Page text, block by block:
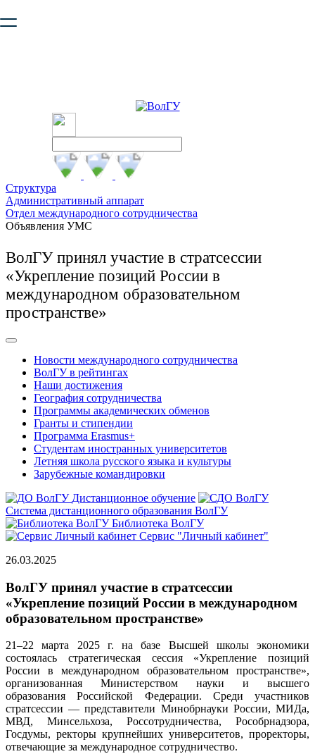
безопасную работу с сайтом. Пожалуйста
Структура
Административный аппарат
Отдел международного сотрудничества
Объявления УМС
ВолГУ принял участие в стратсессии
«Укрепление позиций России в
международном образовательном
пространстве»
Новости международного сотрудничества
ВолГУ в рейтингах
Наши достижения
География сотрудничества
Программы академических обменов
Гранты и стипендии
Программа Erasmus+
Студентам иностранных университетов
Летняя школа русского языка и культуры
Зарубежные командировки
Дистанционное обучение
Система дистанционного образования ВолГУ
Библиотека ВолГУ
Сервис "Личный кабинет"
26.03.2025
ВолГУ принял участие в стратсессии
«Укрепление позиций России в международном
образовательном пространстве»
21–22 марта 2025 г. на базе Высшей школы экономики
состоялась стратегическая сессия «Укрепление позиций
России в международном образовательном пространстве»,
организованная Министерством науки и высшего
образования Российской Федерации. Среди участников
стратсессии — представители Минобрнауки России, МИДа,
МВД, Минсельхоза, Россотрудничества, Рособрнадзора,
Госдумы, ректоры крупнейших университетов, проректоры,
отвечающие за международное сотрудничество.